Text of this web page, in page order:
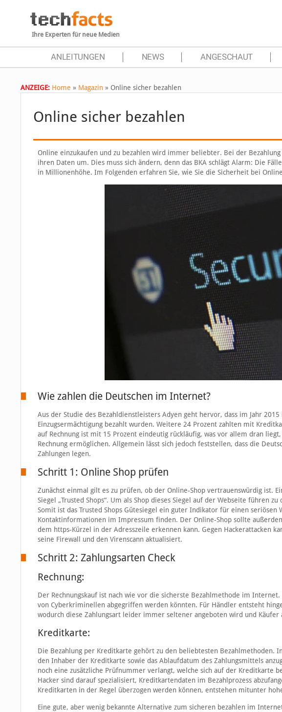
Ihre Experten für neue Medien
ANLEITUNGEN NEWS ANGESCHAUT
ANZEIGE: Home » Magazin » Online sicher bezahlen
Online sicher bezahlen
Online einzukaufen und zu bezahlen wird immer beliebter. Bei der
ihren Daten um. Dies muss sich ändern, denn das BKA schlägt Alarm: Die
in Millionenhöhe. Im Folgenden erfahren Sie, wie Sie die Sicherheit bei
Wie zahlen die Deutschen im Internet?
Aus der Studie des Bezahldienstleisters Adyen geht hervor, dass im Jahr
Einzugsermächtigung bezahlt wurden. Weitere 24 Prozent zahlten mit
auf Rechnung ist mit 15 Prozent eindeutig rückläufig, was vor allem dran
Rechnung ermöglichen. Allgemein lässt sich jedoch feststellen, dass die
Zahlungen legen.
Schritt 1: Online Shop prüfen
Zunächst einmal gilt es zu prüfen, ob der Online-Shop vertrauenswürdig ist.
Siegel „Trusted Shops“. Um als Shop dieses Siegel auf der Webseite führen
Somit ist das Trusted Shops Gütesiegel ein guter Indikator für einen seriösen
Kontaktinformationen im Impressum finden. Der Online-Shop sollte
dem https-Kürzel in der Adresszeile erkennen kann. Gegen Hackerattacken
seine Firewall und den Virenscann aktualisiert.
Schritt 2: Zahlungsarten Check
Rechnung:
Der Rechnungskauf ist nach wie vor die sicherste Bezahlmethode im
von Cyberkriminellen abgegriffen werden könnten. Für Händler entsteht
wodurch diese Zahlungsart leider immer seltener angeboten wird und
Kreditkarte:
Die Bezahlung per Kreditkarte gehört zu den beliebtesten Bezahlmethoden.
den Inhaber der Kreditkarte sowie das Ablaufdatum des Zahlungsmittels
noch eine zusätzliche Prüfnummer verlangt, welche sich auf der Kreditkarte
Hacker sind darauf spezialisiert, Kreditkartendaten im Bezahlprozess
Kreditkarten in der Regel überzogen werden können, entstehen mitunter
Eine gute, aber wenig bekannte Alternative zum sicheren bezahlen im